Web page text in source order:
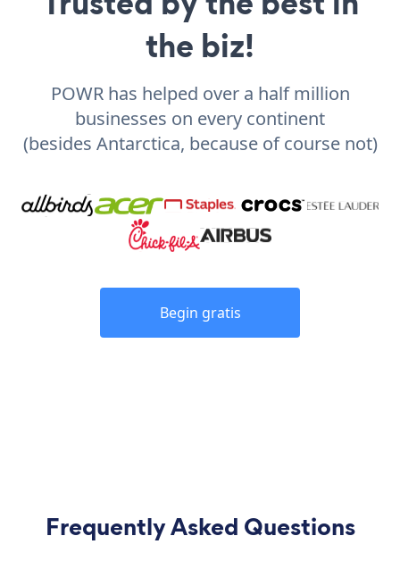
the biz!
POWR has helped over a half million
businesses on every continent
(besides Antarctica, because of course not)
Begin gratis
Frequently Asked Questions